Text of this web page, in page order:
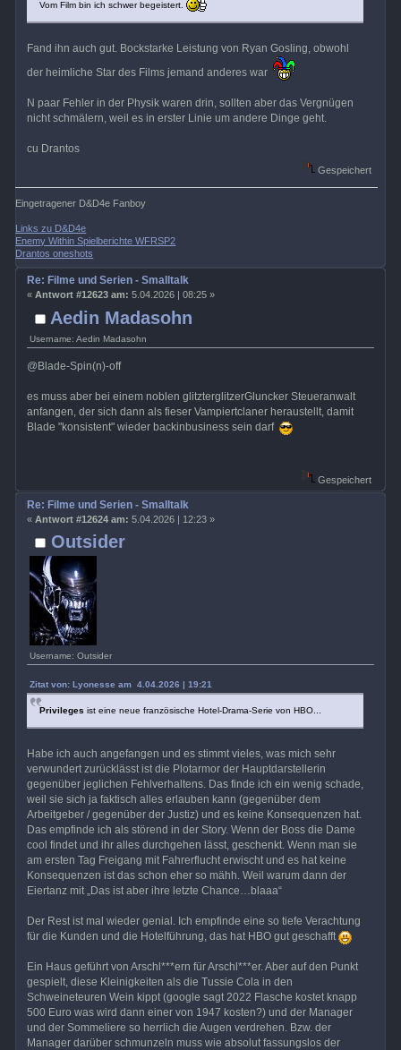
Vom Film bin ich schwer begeistert.
Fand ihn auch gut. Bockstarke Leistung von Ryan Gosling, obwohl
der heimliche Star des Films jemand anderes war
N paar Fehler in der Physik waren drin, sollten aber das Vergnügen
nicht schmälern, weil es in erster Linie um andere Dinge geht.
cu Drantos
Gespeichert
Eingetragener D&D4e Fanboy
Links zu D&D4e
Enemy Within Spielberichte WFRSP2
Drantos oneshots
Aedin Madasohn
Username: Aedin Madasohn
Re: Filme und Serien - Smalltalk
« Antwort #12623 am: 5.04.2026 | 08:25 »
@Blade-Spin(n)-off
es muss aber bei einem noblen glitzterglitzerGluncker Steueranwalt
anfangen, der sich dann als fieser Vampiertclaner heraustellt, damit
Blade "konsistent" wieder backinbusiness sein darf
Gespeichert
Outsider
Username: Outsider
Re: Filme und Serien - Smalltalk
« Antwort #12624 am: 5.04.2026 | 12:23 »
Zitat von: Lyonesse am 4.04.2026 | 19:21
Privileges ist eine neue französische Hotel-Drama-Serie von HBO...
Habe ich auch angefangen und es stimmt vieles, was mich sehr
verwundert zurücklässt ist die Plotarmor der Hauptdarstellerin
gegenüber jeglichen Fehlverhaltens. Das finde ich ein wenig schade,
weil sie sich ja faktisch alles erlauben kann (gegenüber dem
Arbeitgeber / gegenüber der Justiz) und es keine Konsequenzen hat.
Das empfinde ich als störend in der Story. Wenn der Boss die Dame
cool findet und ihr alles durchgehen lässt, geschenkt. Wenn man sie
am ersten Tag Freigang mit Fahrerflucht erwischt und es hat keine
Konsequenzen ist das schon eher so mähh. Weil warum dann der
Eiertanz mit „Das ist aber ihre letzte Chance…blaaa“
Der Rest ist mal wieder genial. Ich empfinde eine so tiefe Verachtung
für die Kunden und die Hotelführung, das hat HBO gut geschafft
Ein Haus geführt von Arschl***ern für Arschl***er. Aber auf den Punkt
gespielt, diese Kleinigkeiten als die Tussie Cola in den
Schweineteuren Wein kippt (google sagt 2022 Flasche kostet knapp
500 Euro was wird dann einer von 1947 kosten?) und der Manager
und der Sommeliere so herrlich die Augen verdrehen. Bzw. der
Manager darüber schmunzeln muss wie absolut fassungslos der